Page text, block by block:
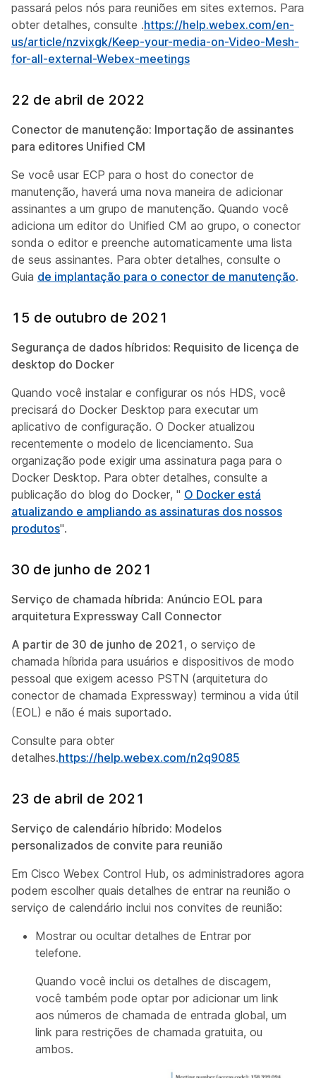
passará pelos nós para reuniões em sites externos. Para
obter detalhes, consulte .https://help.webex.com/en-
us/article/nzvixgk/Keep-your-media-on-Video-Mesh-
for-all-external-Webex-meetings
22 de abril de 2022
Conector de manutenção: Importação de assinantes
para editores Unified CM
Se você usar ECP para o host do conector de
manutenção, haverá uma nova maneira de adicionar
assinantes a um grupo de manutenção. Quando você
adiciona um editor do Unified CM ao grupo, o conector
sonda o editor e preenche automaticamente uma lista
de seus assinantes. Para obter detalhes, consulte o
Guia de implantação para o conector de manutenção.
15 de outubro de 2021
Segurança de dados híbridos: Requisito de licença de
desktop do Docker
Quando você instalar e configurar os nós HDS, você
precisará do Docker Desktop para executar um
aplicativo de configuração. O Docker atualizou
recentemente o modelo de licenciamento. Sua
organização pode exigir uma assinatura paga para o
Docker Desktop. Para obter detalhes, consulte a
publicação do blog do Docker, " O Docker está
atualizando e ampliando as assinaturas dos nossos
produtos".
30 de junho de 2021
Serviço de chamada híbrida: Anúncio EOL para
arquitetura Expressway Call Connector
A partir de 30 de junho de 2021 , o serviço de
chamada híbrida para usuários e dispositivos de modo
pessoal que exigem acesso PSTN (arquitetura do
conector de chamada Expressway) terminou a vida útil
(EOL) e não é mais suportado.
Consulte para obter
detalhes.https://help.webex.com/n2q9085
23 de abril de 2021
Serviço de calendário híbrido: Modelos
personalizados de convite para reunião
Em Cisco Webex Control Hub, os administradores agora
podem escolher quais detalhes de entrar na reunião o
serviço de calendário inclui nos convites de reunião:
Mostrar ou ocultar detalhes de Entrar por
telefone.
Quando você inclui os detalhes de discagem,
você também pode optar por adicionar um link
aos números de chamada de entrada global, um
link para restrições de chamada gratuita, ou
ambos.